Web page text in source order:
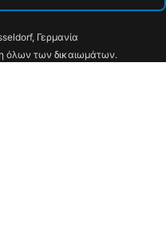
Γερμανία
όλων των δικαιωμάτων.